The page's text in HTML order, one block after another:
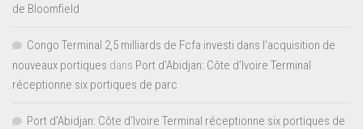
de Bloomfield
Congo Terminal 2,5 milliards de Fcfa investi dans l’acquisition de
nouveaux portiques dans Port d’Abidjan: Côte d’Ivoire Terminal
réceptionne six portiques de parc
Port d'Abidjan: Côte d’Ivoire Terminal réceptionne six portiques de